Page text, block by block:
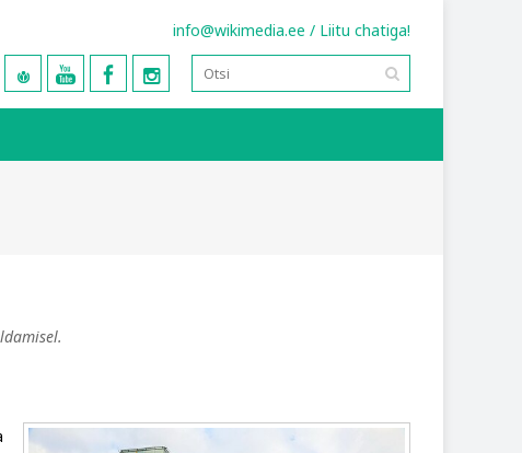
info@wikimedia.ee / Liitu chatiga!